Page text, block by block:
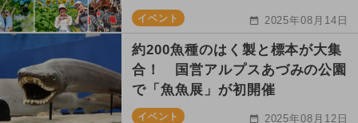
イベント 2025年08月14日
約200魚種のはく製と標本が大集
合！ 国営アルプスあづみの公園
で「魚魚展」が初開催
イベント 2025年08月12日